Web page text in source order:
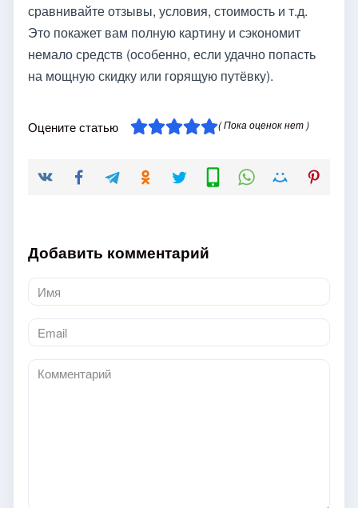
сравнивайте отзывы, условия, стоимость и т.д.
Это покажет вам полную картину и сэкономит
немало средств (особенно, если удачно попасть
на мощную скидку или горящую путёвку).
Оцените статью ( Пока оценок нет )
Добавить комментарий
Имя
*
Email
*
Комментарий